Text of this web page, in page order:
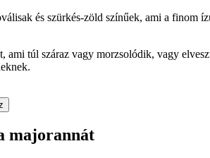
és szürkés-zöld színűek, ami a finom
ami túl száraz vagy morzsolódik, vagy
majorannát